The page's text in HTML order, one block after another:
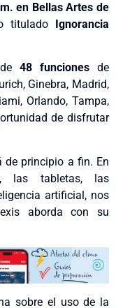
en Bellas Artes de
titulado Ignorancia
de48 funciones de
Ginebra, Madrid,
Orlando, Tampa,
de disfrutar
de principio a fin. En
las tabletas, las
artificial, nos
aborda con su
sobre el uso de la